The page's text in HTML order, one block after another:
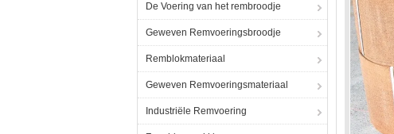
De Voering van het rembroodje
Geweven Remvoeringsbroodje
Remblokmateriaal
Geweven Remvoeringsmateriaal
Industriële Remvoering